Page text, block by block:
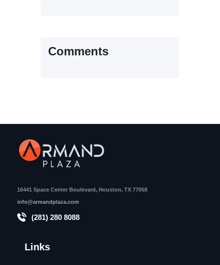
Comments
16441 Space Center Boulevard, Houston, TX 77058
info@armandplaza.com
(281) 280 8088
Links